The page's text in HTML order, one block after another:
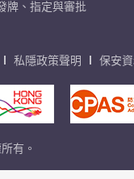
牌、指定與審批
私隱政策聲明 保安
有。